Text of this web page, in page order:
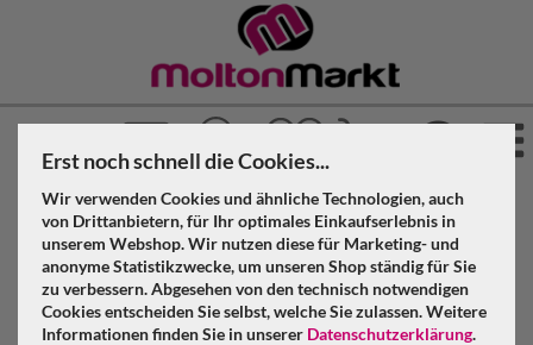
Erst noch schnell die Cookies...
Wir verwenden Cookies und ähnliche Technologien, auch
von Drittanbietern, für Ihr optimales Einkaufserlebnis in
unserem Webshop. Wir nutzen diese für Marketing- und
anonyme Statistikzwecke, um unseren Shop ständig für Sie
zu verbessern. Abgesehen von den technisch notwendigen
Cookies entscheiden Sie selbst, welche Sie zulassen. Weitere
Informationen finden Sie in unserer Datenschutzerklärung.
Molton Markt » Akustikstoff » Akustikvorhang geöst
Schiefergrau »
Akustikvorhang schiefergrau Molton 300 g/m² B=12m (geöst)
x H=5m